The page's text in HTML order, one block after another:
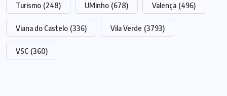
Turismo (248) UMinho (678) Valença (496)
Viana do Castelo (336) Vila Verde (3793)
VSC (360)